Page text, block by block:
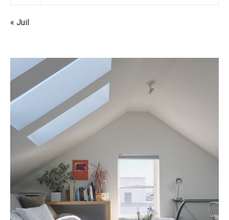
« Juil